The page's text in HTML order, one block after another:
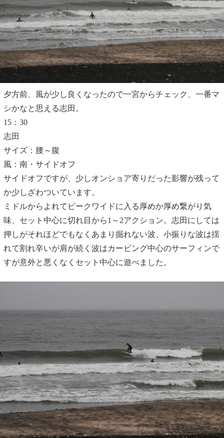
夕方前、風が少し良くなったので一宮からチェック、一番マ
シかなと思える志田。
15：30
志田
サイズ：腰～腹
風：南・サイドオフ
サイドオフですが、少しオンショア寄りだった影響が残って
か少しざわついています。
ミドルからよれてピークワイドに入る厚めか厚め繋がり気
味、セット中心に切れ目から1～2アクション。志田にしては
押しがそれほどでもなくあまり掘れない波、小振りな波は揺
れて割れ辛いが肩が続く波はカービング中心のサーフィンで
すが意外と悪くなくセット中心に遊べました。